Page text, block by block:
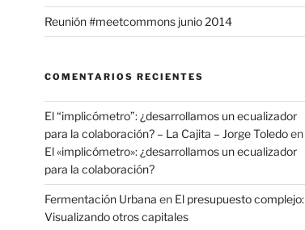
Reunión #meetcommons junio 2014
COMENTARIOS RECIENTES
El “implicómetro”: ¿desarrollamos un ecualizador
para la colaboración? – La Cajita – Jorge Toledoen
El «implicómetro»: ¿desarrollamos un ecualizador
para la colaboración?
Fermentación Urbana en El presupuesto complejo:
Visualizando otros capitales